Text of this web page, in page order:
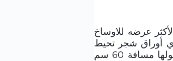
عرضه للاوساخ
أوراق شجر تحيط
بالوحدة او متساقطة عليها وتجعل كافة الأعشاب التى تنمو حولها مسافة 60 سم